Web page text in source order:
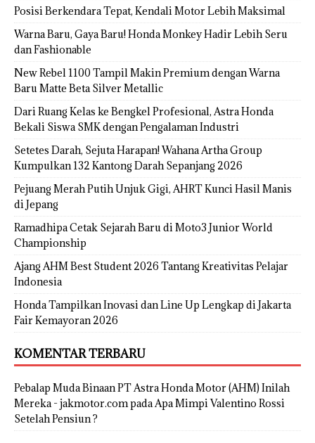
Posisi Berkendara Tepat, Kendali Motor Lebih Maksimal
Warna Baru, Gaya Baru! Honda Monkey Hadir Lebih Seru
dan Fashionable
New Rebel 1100 Tampil Makin Premium dengan Warna
Baru Matte Beta Silver Metallic
Dari Ruang Kelas ke Bengkel Profesional, Astra Honda
Bekali Siswa SMK dengan Pengalaman Industri
Setetes Darah, Sejuta Harapan! Wahana Artha Group
Kumpulkan 132 Kantong Darah Sepanjang 2026
Pejuang Merah Putih Unjuk Gigi, AHRT Kunci Hasil Manis
di Jepang
Ramadhipa Cetak Sejarah Baru di Moto3 Junior World
Championship
Ajang AHM Best Student 2026 Tantang Kreativitas Pelajar
Indonesia
Honda Tampilkan Inovasi dan Line Up Lengkap di Jakarta
Fair Kemayoran 2026
KOMENTAR TERBARU
Pebalap Muda Binaan PT Astra Honda Motor (AHM) Inilah
Mereka - jakmotor.compada Apa Mimpi Valentino Rossi
Setelah Pensiun ?